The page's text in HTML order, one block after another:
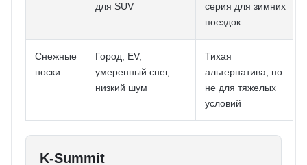
для SUV
серия для зимних
поездок
Снежные
носки
Город, EV,
умеренный снег,
низкий шум
Тихая
альтернатива, но
не для тяжелых
условий
K-Summit